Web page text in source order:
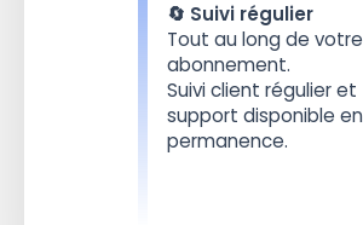
🔄 Suivi régulier
Tout au long de votre
abonnement.
Suivi client régulier et
support disponible en
permanence.